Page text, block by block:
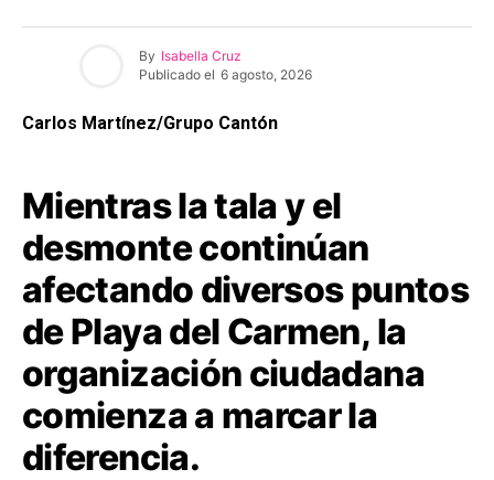
By Isabella Cruz
Publicado el 6 agosto, 2026
Carlos Martínez/Grupo Cantón
Mientras la tala y el
desmonte continúan
afectando diversos puntos
de Playa del Carmen, la
organización ciudadana
comienza a marcar la
diferencia.